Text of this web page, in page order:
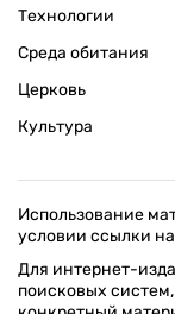
Технологии
Среда обитания
Церковь
Культура
Использование
условии ссылки
Для интернет-
поисковых